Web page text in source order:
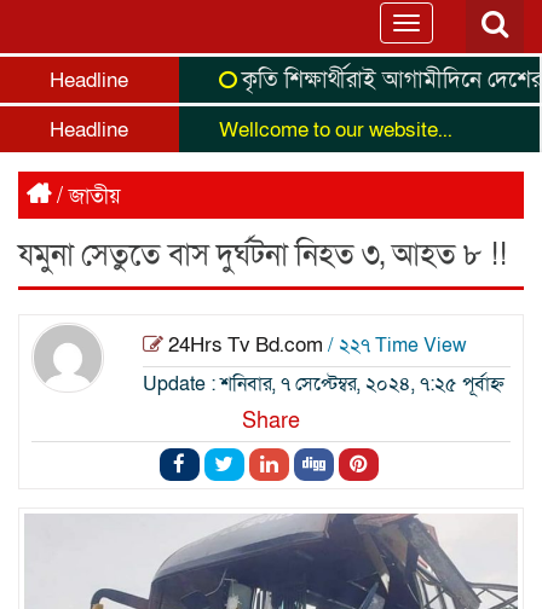
Toggle
navigation
Headline
কৃতি শিক্ষার্থীরাই আগামীদিনে দেশের
Headline Wellcome to our website...
/জাতীয়
যমুনা সেতুতে বাস দুর্ঘটনা নিহত ৩, আহত ৮ !!
24Hrs Tv Bd.com / ২২৭ Time View
Update : শনিবার, ৭ সেপ্টেম্বর, ২০২৪, ৭:২৫ পূর্বাহ্ন
Share